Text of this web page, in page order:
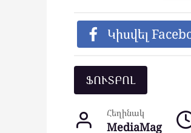
Կիսվել
ՖՈՒՏԲՈԼ
Հեղինակ
MediaMag